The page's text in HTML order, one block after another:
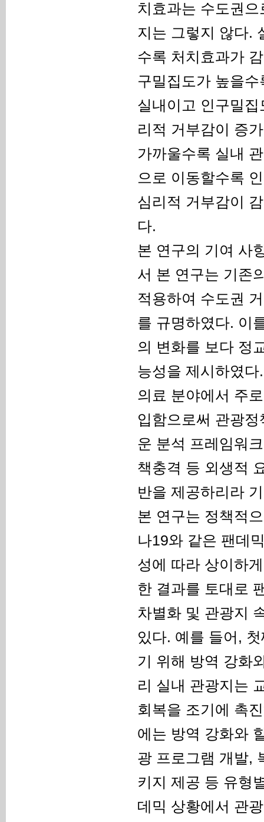
치효과는 수도권
지는 그렇지 않다.
수록 처치효과가
구밀집도가 높을
실내이고 인구밀
리적 거부감이 증
가까울수록 실내
으로 이동할수록
심리적 거부감이
다.
본 연구의 기여 사
서 본 연구는 기존
적용하여 수도권
를 규명하였다. 이
의 변화를 보다 정
능성을 제시하였
의료 분야에서 주
입함으로써 관광
운 분석 프레임워
책충격 등 외생적
반을 제공하리라
본 연구는 정책적
나19와 같은 팬데
성에 따라 상이하
한 결과를 토대로
차별화 및 관광지
있다. 예를 들어,
기 위해 방역 강화
리 실내 관광지는
회복을 조기에 촉
에는 방역 강화와
광 프로그램 개발,
키지 제공 등 유형
데믹 상황에서 관